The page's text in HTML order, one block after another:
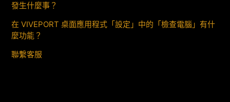
發生什麼事？
在 VIVEPORT 桌面應用程式「設定」中的「檢查電腦」有什
麼功能？
聯繫客服